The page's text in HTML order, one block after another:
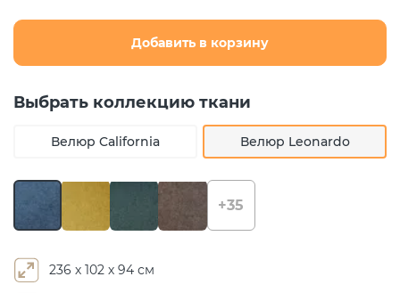
Добавить в корзину
Выбрать коллекцию ткани
Велюр California Велюр Leonardo
+35
236 х 102 х 94 см